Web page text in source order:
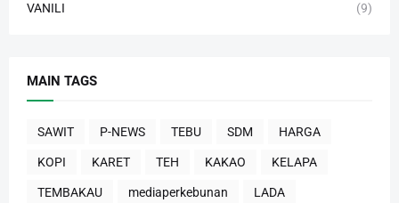
VANILI (9)
MAIN TAGS
SAWIT P-NEWS TEBU SDM HARGA
KOPI KARET TEH KAKAO KELAPA
TEMBAKAU mediaperkebunan LADA